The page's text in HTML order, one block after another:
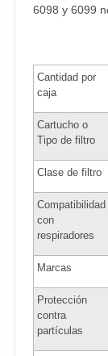
6098 y 6099
Cantidad por
caja
Cartucho o
Tipo de filtro
Clase de filtro
Compatibilidad
con
respiradores
Marcas
Protección
contra
partículas